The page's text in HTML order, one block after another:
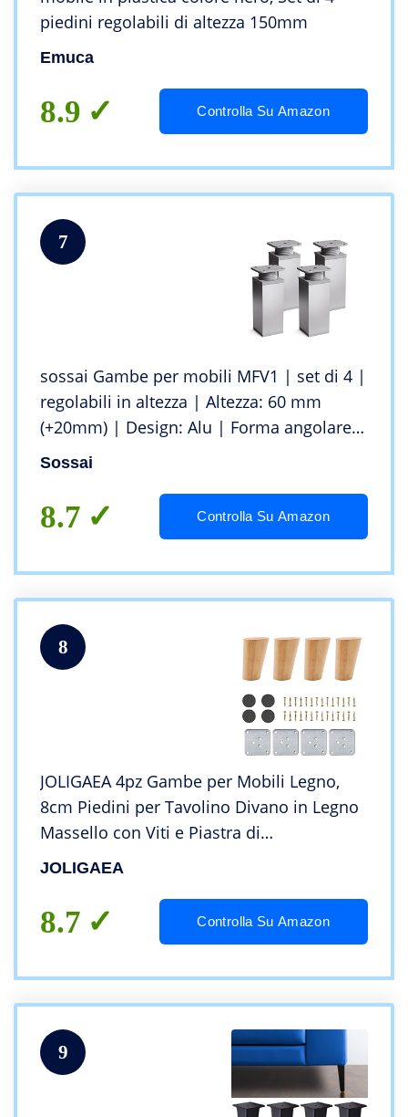
piedini regolabili di altezza 150mm
Emuca
8.9 Controlla Su Amazon
7
sossai Gambe per mobili MFV1 | set di 4 |
regolabili in altezza | Altezza: 60 mm
(+20mm) | Design: Alu | Forma angolare:
40 x 40 mm | Viti inclusi
Sossai
8.7 Controlla Su Amazon
8
JOLIGAEA 4pz Gambe per Mobili Legno,
8cm Piedini per Tavolino Divano in Legno
Massello con Viti e Piastra di
Montaggio,per Divano, Armadio e Letto,
JOLIGAEA
8.7 Controlla Su Amazon
9